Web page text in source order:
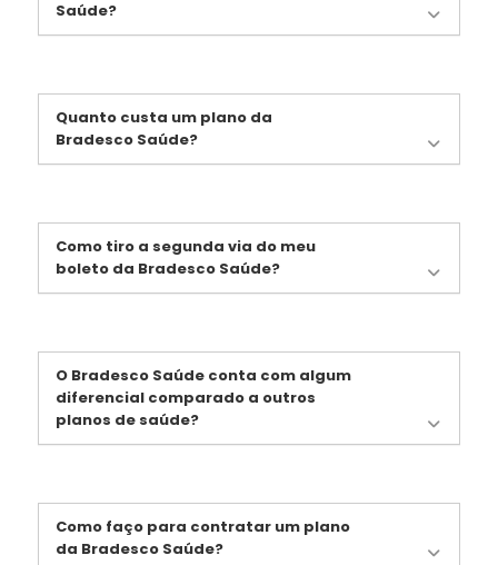
Saúde?
Quanto custa um plano da
Bradesco Saúde?
Como tiro a segunda via do meu
boleto da Bradesco Saúde?
O Bradesco Saúde conta com algum
diferencial comparado a outros
planos de saúde?
Como faço para contratar um plano
da Bradesco Saúde?